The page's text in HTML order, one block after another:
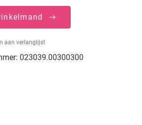
aan verlanglijst
023039.00300300